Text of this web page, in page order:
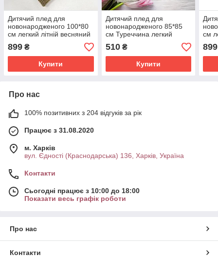
Дитячий плед для
новонародженого 100*80
см легкий літній весняний
осінній пледик
899 ₴
Купити
Дитячий плед для
новонародженого 85*85
см Туреччина легкий
літній весняний осінній
пледик
510₴
Купити
см
899
Про нас
100% позитивних з 204 відгуків за рік
Працює з 31.08.2020
м. Харків
вул. Єдності (Краснодарська) 136, Харків, Україна
Контакти
Сьогодні працює з 10:00 до 18:00
Показати весь графік роботи
Про нас
Контакти